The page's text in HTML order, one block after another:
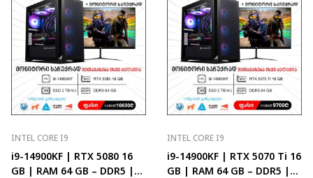
INTEL CORE I9
i9-14900KF | RTX 5080 16
GB | RAM 64 GB – DDR5 |
INTEL CORE I9
i9-14900KF | RTX 5070 Ti 16
GB | RAM 64 GB – DDR5 |